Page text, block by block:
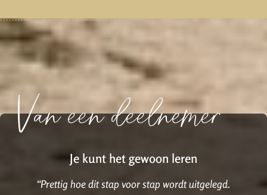
Van een deelnemer
Je kunt het gewoon leren
“Prettig hoe dit stap voor stap wordt uitgelegd.